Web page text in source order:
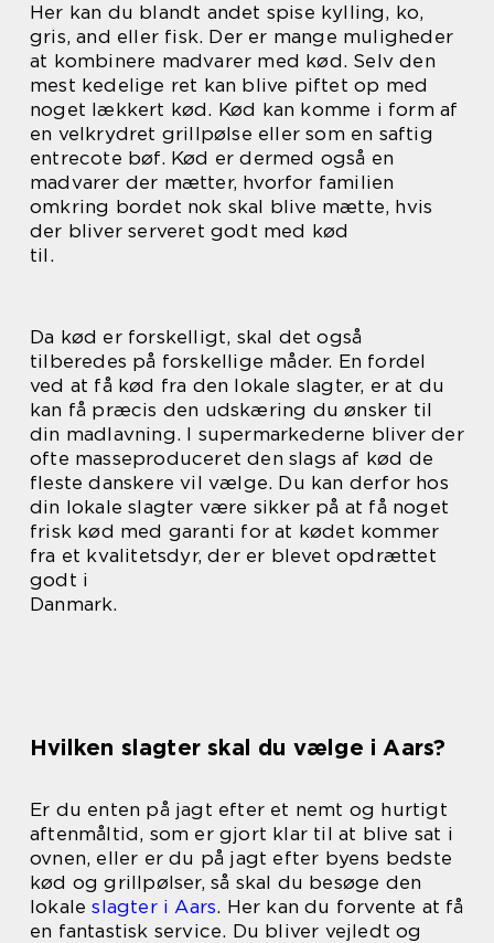
Her kan du blandt andet spise kylling, ko,
gris, and eller fisk. Der er mange muligheder
at kombinere madvarer med kød. Selv den
mest kedelige ret kan blive piftet op med
noget lækkert kød. Kød kan komme i form af
en velkrydret grillpølse eller som en saftig
entrecote bøf. Kød er dermed også en
madvarer der mætter, hvorfor familien
omkring bordet nok skal blive mætte, hvis
der bliver serveret godt med kød
til.
Da kød er forskelligt, skal det også
tilberedes på forskellige måder. En fordel
ved at få kød fra den lokale slagter, er at du
kan få præcis den udskæring du ønsker til
din madlavning. I supermarkederne bliver der
ofte masseproduceret den slags af kød de
fleste danskere vil vælge. Du kan derfor hos
din lokale slagter være sikker på at få noget
frisk kød med garanti for at kødet kommer
fra et kvalitetsdyr, der er blevet opdrættet
godt i
Danmark.
Hvilken slagter skal du vælge i Aars?
Er du enten på jagt efter et nemt og hurtigt
aftenmåltid, som er gjort klar til at blive sat i
ovnen, eller er du på jagt efter byens bedste
kød og grillpølser, så skal du besøge den
lokaleslagter i Aars. Her kan du forvente at få
en fantastisk service. Du bliver vejledt og